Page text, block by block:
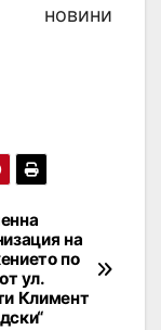
на
по
ул.
Климент